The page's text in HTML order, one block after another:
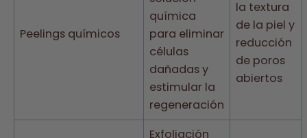
Peelings químicos
química
para eliminar
células
dañadas y
estimular la
regeneración
la textura
de la piel y
reducción
de poros
abiertos
Exfoliación